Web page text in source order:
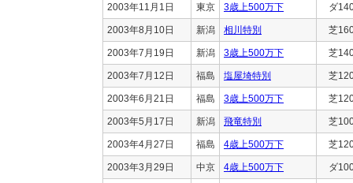
2003年11月1日 東京 3歳上500万下 ダ
2003年8月10日 新潟 相川特別 芝
2003年7月19日 新潟 3歳上500万下 芝
2003年7月12日 福島 塩屋埼特別 芝
2003年6月21日 福島 3歳上500万下 芝
2003年5月17日 新潟 飛竜特別 芝
2003年4月27日 福島 4歳上500万下 芝
2003年3月29日 中京 4歳上500万下 ダ